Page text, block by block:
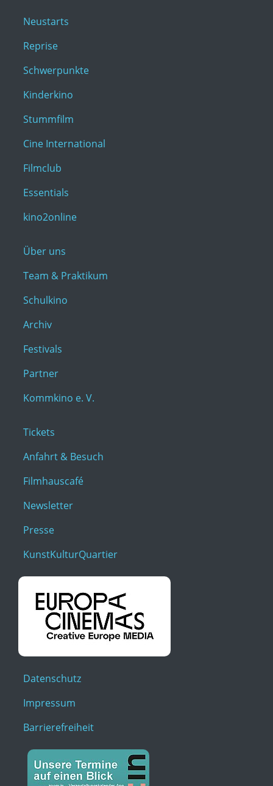
Neustarts
Reprise
Schwerpunkte
Kinderkino
Stummfilm
Cine International
Filmclub
Essentials
kino2online
Über uns
Team & Praktikum
Schulkino
Archiv
Festivals
Partner
Kommkino e. V.
Tickets
Anfahrt & Besuch
Filmhauscafé
Newsletter
Presse
KunstKulturQuartier
Datenschutz
Impressum
Barrierefreiheit